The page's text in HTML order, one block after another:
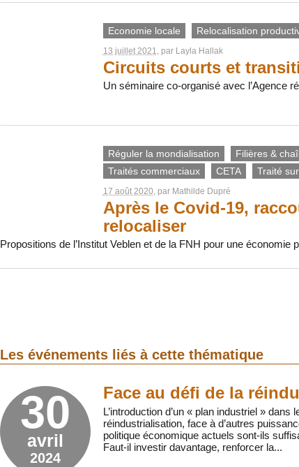
Economie locale Relocalisation
13 juillet 2021 , par Layla Hallak
Circuits courts et
Un séminaire co-organisé avec l’Agence
Réguler la mondialisation Filières &
Traités commerciaux
CETA Traité
17 août 2020 , par Mathilde Dupré
Après le Covid-19,
relocaliser
Propositions de l’Institut Veblen et de la FNH pour une économie
Les événements liés à cette thématique
30
avril
2024
Face au défi de la
L’introduction d’un « plan industriel »
réindustrialisation, face à d’autres
politique économique actuels sont-ils
Faut-il investir davantage, renforcer la...